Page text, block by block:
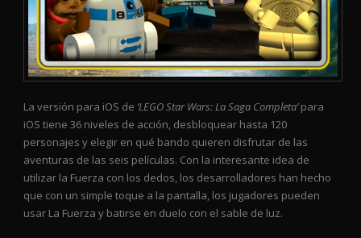
La versión para iOS de ‘LEGO Star Wars: La Saga Completa’para
iOS tiene 36 niveles de acción, desbloquear hasta 120
personajes y elegir en qué bando quieren disfrutar de las
aventuras de las seis películas. Con la interesante idea de
utilizar la Fuerza con los dedos, los desarrolladores han hecho
que con un simple toque a la pantalla, los jugadores pueden
usar La Fuerza y batirse en duelo con el sable de luz.